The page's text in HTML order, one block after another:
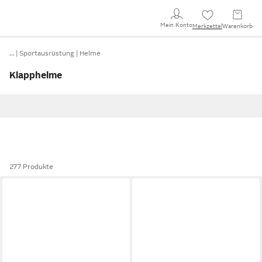
Mein KontoMerkzettel Warenkorb
… Sportausrüstung Helme
Klapphelme
277 Produkte